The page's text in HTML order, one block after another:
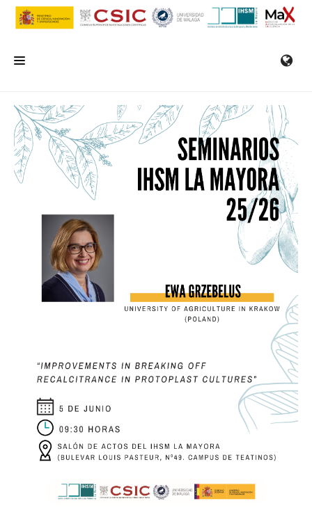
INICIO
EL IHSM
INVESTIGACIÓN
SERVICIOS
FORMACIÓN/SEMINARIOS
EMPLEO
COMUNICACIÓN
CONTACTO